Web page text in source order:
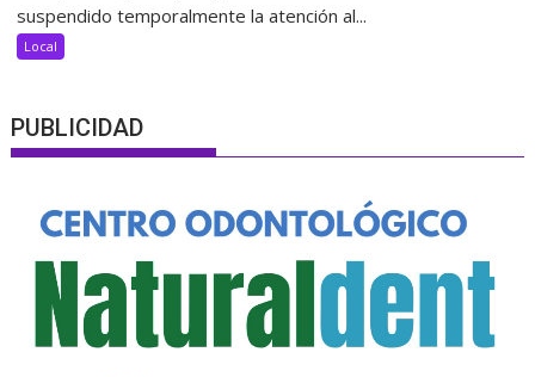
suspendido temporalmente la atención al...
Local
PUBLICIDAD